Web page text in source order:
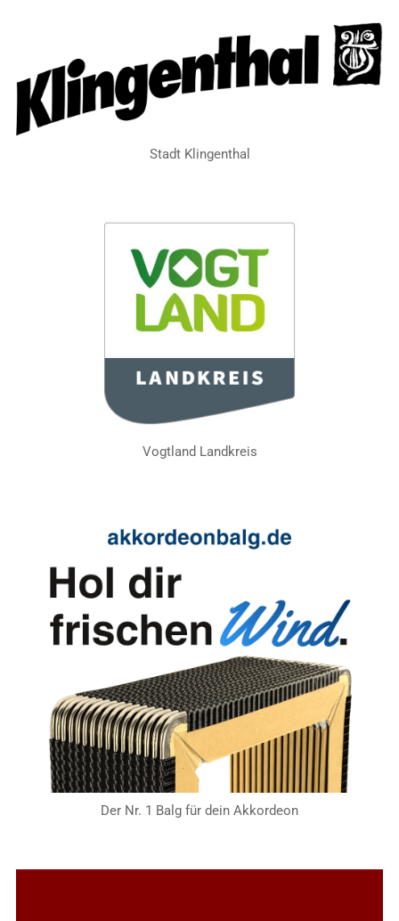
Stadt Klingenthal
Vogtland Landkreis
Der Nr. 1 Balg für dein Akkordeon